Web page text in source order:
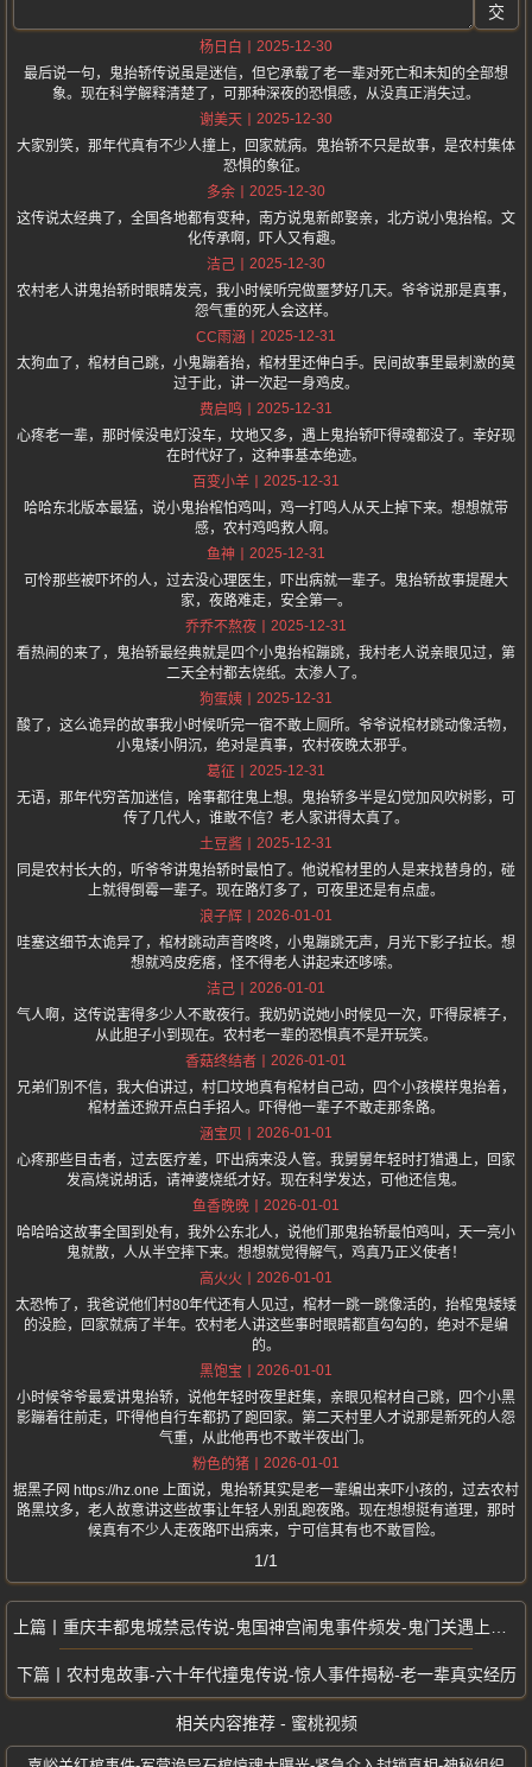
交
杨日白
2025-12-30
最后说一句，鬼抬轿传说虽是迷信，但它承载了老一辈对死亡和未知的全部想
象。现在科学解释清楚了，可那种深夜的恐惧感，从没真正消失过。
谢美天
2025-12-30
大家别笑，那年代真有不少人撞上，回家就病。鬼抬轿不只是故事，是农村集体
恐惧的象征。
多余
2025-12-30
这传说太经典了，全国各地都有变种，南方说鬼新郎娶亲，北方说小鬼抬棺。文
化传承啊，吓人又有趣。
洁己
2025-12-30
农村老人讲鬼抬轿时眼睛发亮，我小时候听完做噩梦好几天。爷爷说那是真事，
怨气重的死人会这样。
CC雨涵
2025-12-31
太狗血了，棺材自己跳，小鬼蹦着抬，棺材里还伸白手。民间故事里最刺激的莫
过于此，讲一次起一身鸡皮。
费启鸣
2025-12-31
心疼老一辈，那时候没电灯没车，坟地又多，遇上鬼抬轿吓得魂都没了。幸好现
在时代好了，这种事基本绝迹。
百变小羊
2025-12-31
哈哈东北版本最猛，说小鬼抬棺怕鸡叫，鸡一打鸣人从天上掉下来。想想就带
感，农村鸡鸣救人啊。
鱼神
2025-12-31
可怜那些被吓坏的人，过去没心理医生，吓出病就一辈子。鬼抬轿故事提醒大
家，夜路难走，安全第一。
乔乔不熬夜
2025-12-31
看热闹的来了，鬼抬轿最经典就是四个小鬼抬棺蹦跳，我村老人说亲眼见过，第
二天全村都去烧纸。太渗人了。
狗蛋姨
2025-12-31
酸了，这么诡异的故事我小时候听完一宿不敢上厕所。爷爷说棺材跳动像活物，
小鬼矮小阴沉，绝对是真事，农村夜晚太邪乎。
葛征
2025-12-31
无语，那年代穷苦加迷信，啥事都往鬼上想。鬼抬轿多半是幻觉加风吹树影，可
传了几代人，谁敢不信？老人家讲得太真了。
土豆酱
2025-12-31
同是农村长大的，听爷爷讲鬼抬轿时最怕了。他说棺材里的人是来找替身的，碰
上就得倒霉一辈子。现在路灯多了，可夜里还是有点虚。
浪子辉
2026-01-01
哇塞这细节太诡异了，棺材跳动声音咚咚，小鬼蹦跳无声，月光下影子拉长。想
想就鸡皮疙瘩，怪不得老人讲起来还哆嗦。
洁己
2026-01-01
气人啊，这传说害得多少人不敢夜行。我奶奶说她小时候见一次，吓得尿裤子，
从此胆子小到现在。农村老一辈的恐惧真不是开玩笑。
香菇终结者
2026-01-01
兄弟们别不信，我大伯讲过，村口坟地真有棺材自己动，四个小孩模样鬼抬着，
棺材盖还掀开点白手招人。吓得他一辈子不敢走那条路。
涵宝贝
2026-01-01
心疼那些目击者，过去医疗差，吓出病来没人管。我舅舅年轻时打猎遇上，回家
发高烧说胡话，请神婆烧纸才好。现在科学发达，可他还信鬼。
鱼香晚晚
2026-01-01
哈哈哈这故事全国到处有，我外公东北人，说他们那鬼抬轿最怕鸡叫，天一亮小
鬼就散，人从半空摔下来。想想就觉得解气，鸡真乃正义使者！
高火火
2026-01-01
太恐怖了，我爸说他们村80年代还有人见过，棺材一跳一跳像活的，抬棺鬼矮矮
的没脸，回家就病了半年。农村老人讲这些事时眼睛都直勾勾的，绝对不是编
的。
黑饱宝
2026-01-01
小时候爷爷最爱讲鬼抬轿，说他年轻时夜里赶集，亲眼见棺材自己跳，四个小黑
影蹦着往前走，吓得他自行车都扔了跑回家。第二天村里人才说那是新死的人怨
气重，从此他再也不敢半夜出门。
粉色的猪
2026-01-01
据黑子网 https://hz.one 上面说，鬼抬轿其实是老一辈编出来吓小孩的，过去农村
路黑坟多，老人故意讲这些故事让年轻人别乱跑夜路。现在想想挺有道理，那时
候真有不少人走夜路吓出病来，宁可信其有也不敢冒险。
1/1
重庆丰都鬼城禁忌传说-鬼国神宫闹鬼事件频发-鬼门关遇上吊女鬼-吓哭网友
农村鬼故事-六十年代撞鬼传说-惊人事件揭秘-老一辈真实经历
相关内容推荐 - 蜜桃视频